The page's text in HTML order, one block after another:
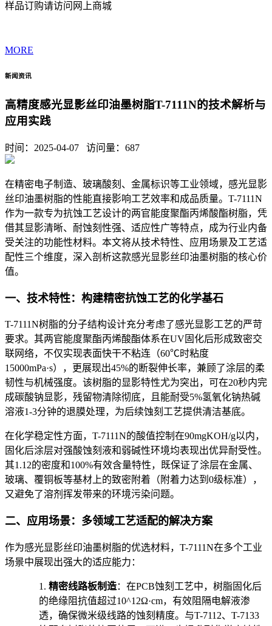
样品订购请访问网上商城
MORE
新闻资讯
高精度感光显影丝印油墨树脂T-7111N的技术解析与
应用实践
时间：2025-04-07 访问量： 687
在精密电子制造、玻璃酸刻、金属标识等工业领域，感光显影
丝印油墨树脂的性能直接影响工艺效率和成品质量。T-7111N
作为一款专为抗蚀工艺设计的两官能度聚酯丙烯酸酯树脂，凭
借其显影清晰、耐蚀刻性强、适应性广等特点，成为行业内备
受关注的功能性材料。本文将从技术特性、应用场景及工艺适
配性三个维度，深入剖析这款感光显影丝印油墨树脂的核心价
值。
一、技术特性：构建精密抗蚀工艺的化学基石
T-7111N树脂的分子结构设计充分考虑了感光显影工艺的严苛
要求。其两官能度聚酯丙烯酸酯体系在UV固化后形成致密交
联网络，不仅实现表面快干不粘连（60℃时粘度
15000mPa·s），更展现出45%的断裂伸长率，兼顾了涂层的柔
韧性与机械强度。该树脂的显影特性尤为突出，可在20秒内完
成碳酸钠显影，残留物清除彻底，且能耐受5%氢氧化钠热碱
溶液1-3分钟的退膜处理，为后续蚀刻工艺提供清洁基底。
在化学稳定性方面，T-7111N的酸值控制在90mgKOH/g以内，
固化后涂层对强酸蚀刻液和弱碱性环境均表现出优异耐受性。
其1.12的密度和100%有效含量特性，既保证了涂层在金属、
玻璃、覆铜板等基材上的致密附着（附着力达到0级标准），
又避免了溶剂挥发带来的环境污染问题。
二、应用场景：多领域工艺适配的解决方案
作为感光显影丝印油墨树脂的优选材料，T-7111N在多个工业
场景中展现出强大的适应能力：
1. 精密线路板制造：在PCB蚀刻工艺中，树脂固化后
的绝缘阻抗值超过10^12Ω·cm，有效阻隔电解液渗
透，确保微米级线路的蚀刻精度。与T-7112、T-7133